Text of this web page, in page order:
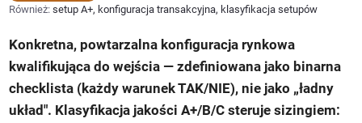
Również:setup A+, konfiguracja transakcyjna, klasyfikacja setupów
Konkretna, powtarzalna konfiguracja rynkowa
kwalifikująca do wejścia — zdefiniowana jako binarna
checklista (każdy warunek TAK/NIE), nie jako „ładny
układ". Klasyfikacja jakości A+/B/C steruje sizingiem: